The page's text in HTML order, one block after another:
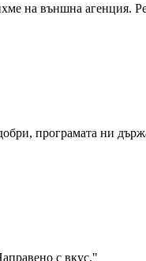
на външна агенция.
програмата ни
с вкус."